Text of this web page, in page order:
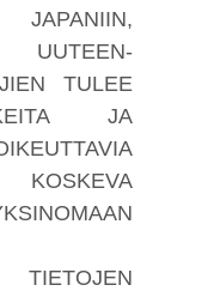
TULEE
JA